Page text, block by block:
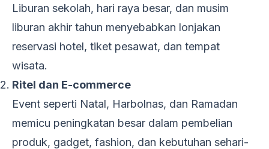
Liburan sekolah, hari raya besar, dan musim
liburan akhir tahun menyebabkan lonjakan
reservasi hotel, tiket pesawat, dan tempat
wisata.
Ritel dan E-commerce
Event seperti Natal, Harbolnas, dan Ramadan
memicu peningkatan besar dalam pembelian
produk, gadget, fashion, dan kebutuhan sehari-